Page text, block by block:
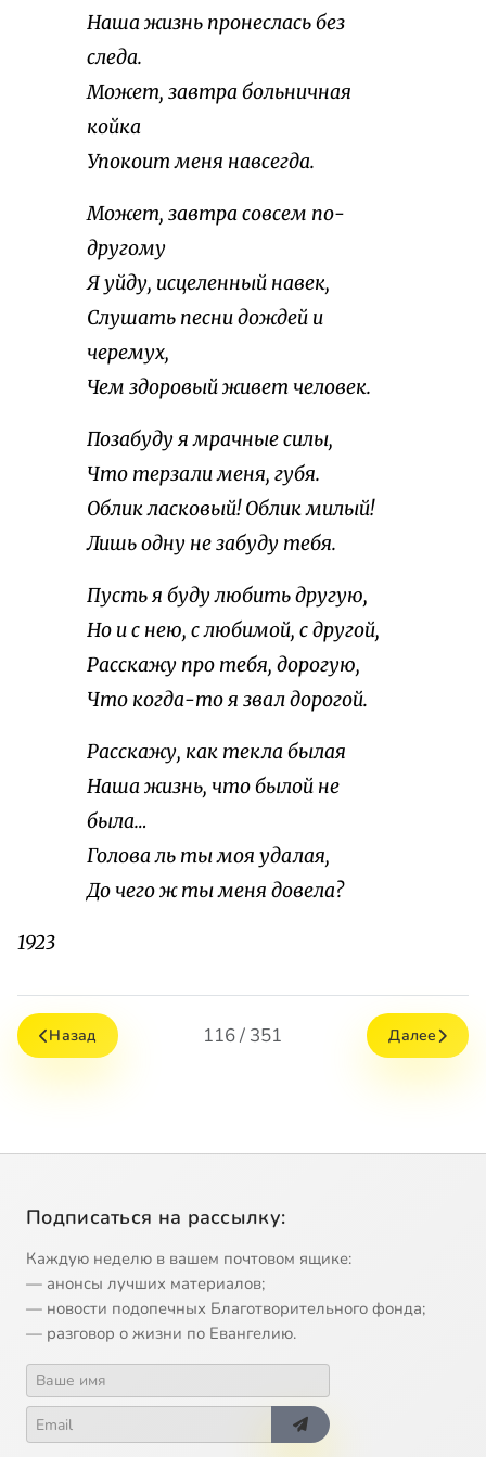
Наша жизнь пронеслась без
следа.
Может, завтра больничная
койка
Упокоит меня навсегда.
Может, завтра совсем по-
другому
Я уйду, исцеленный навек,
Слушать песни дождей и
черемух,
Чем здоровый живет человек.
Позабуду я мрачные силы,
Что терзали меня, губя.
Облик ласковый! Облик милый!
Лишь одну не забуду тебя.
Пусть я буду любить другую,
Но и с нею, с любимой, с другой,
Расскажу про тебя, дорогую,
Что когда-то я звал дорогой.
Расскажу, как текла былая
Наша жизнь, что былой не
была…
Голова ль ты моя удалая,
До чего ж ты меня довела?
1923
Назад 116 / 351 Далее
Подписаться на рассылку:
Каждую неделю в вашем почтовом ящике:
— анонсы лучших материалов;
— новости подопечных Благотворительного фонда;
— разговор о жизни по Евангелию.